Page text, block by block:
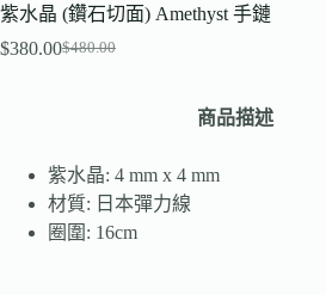
紫水晶 (鑽石切面) Amethyst 手鏈
$480.00
$380.00
商品描述
紫水晶: 4 mm x 4 mm
材質: 日本彈力線
圈圍: 16cm